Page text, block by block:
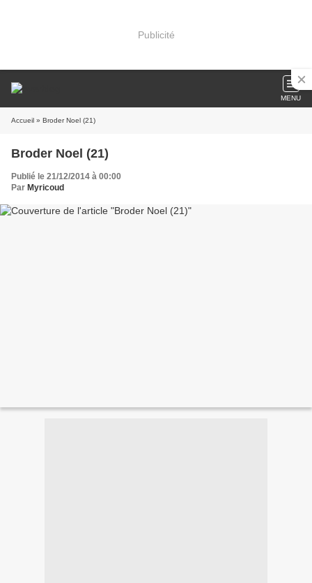
Publicité
MENU
Accueil » Broder Noel (21)
Broder Noel (21)
Publié le 21/12/2014 à 00:00
Par Myricoud